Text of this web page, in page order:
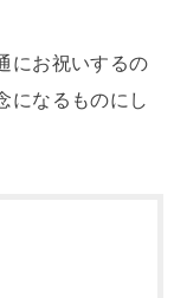
にお祝いするの
になるものにし